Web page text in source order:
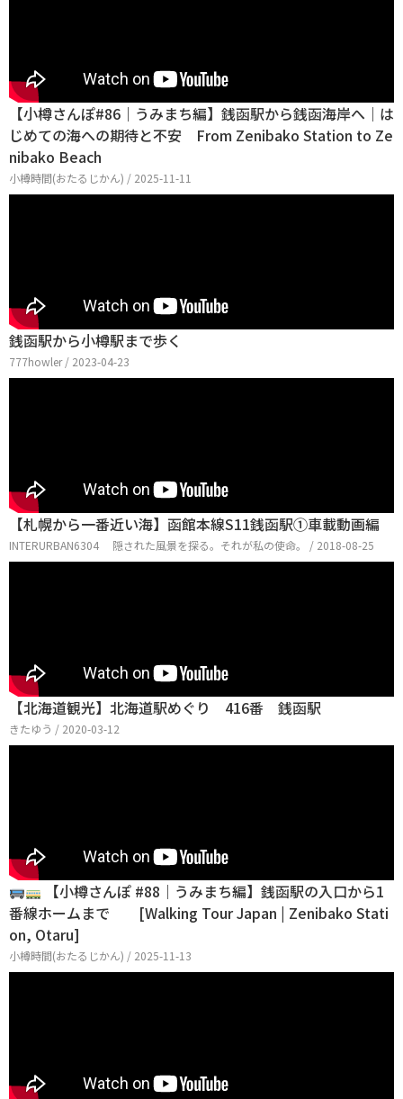
【小樽さんぽ#86｜うみまち編】銭函駅から銭函海岸へ｜は
じめての海への期待と不安 From Zenibako Station to Ze
nibako Beach
小樽時間(おたるじかん) / 2025-11-11
銭函駅から小樽駅まで歩く
777howler / 2023-04-23
【札幌から一番近い海】函館本線S11銭函駅①車載動画編
INTERURBAN6304 隠された風景を探る。それが私の使命。 / 2018-08-25
【北海道観光】北海道駅めぐり 416番 銭函駅
きたゆう / 2020-03-12
【小樽さんぽ #88｜うみまち編】銭函駅の入口から1
番線ホームまで [Walking Tour Japan | Zenibako Stati
on, Otaru]
小樽時間(おたるじかん) / 2025-11-13